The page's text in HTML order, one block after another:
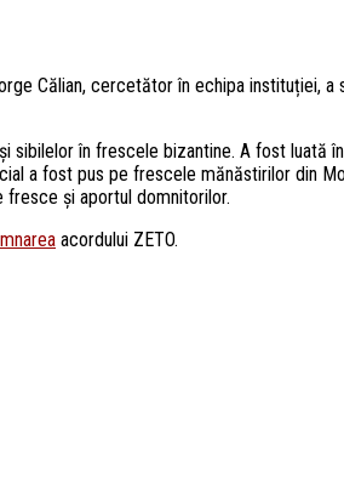
Călian, cercetător în echipa instituției,
în frescele bizantine. A fost luată
a fost pus pe frescele mănăstirilor din
și aportul domnitorilor.
acordului ZETO.